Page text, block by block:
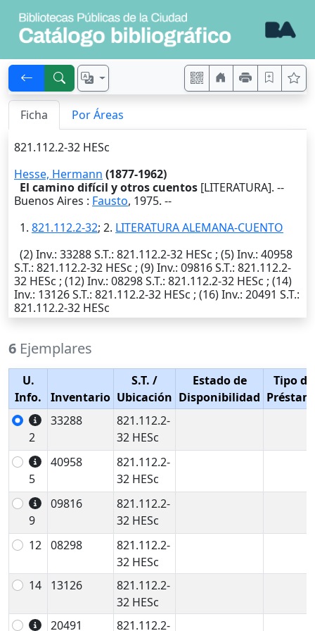
Ficha Por Áreas
821.112.2-32 HESc
Hesse, Hermann (1877-1962)
El camino difícil y otros cuentos [LITERATURA]. --
Buenos Aires : Fausto, 1975. --
1. 821.112.2-32; 2. LITERATURA ALEMANA-CUENTO
(2)Inv.: 33288S.T.: 821.112.2-32 HESc ; (5)Inv.: 40958
S.T.: 821.112.2-32 HESc ; (9)Inv.: 09816S.T.: 821.112.2-
32 HESc ; (12)Inv.: 08298S.T.: 821.112.2-32 HESc ; (14)
Inv.: 13126S.T.: 821.112.2-32 HESc ; (16)Inv.: 20491 S.T.:
821.112.2-32 HESc
6 Ejemplares
U.
Info.
Inventario
S.T. /
Ubicación
Estado de
Disponibilidad
Tipo de
2
33288
821.112.2-
32 HESc
5
40958
821.112.2-
32 HESc
9
09816
821.112.2-
32 HESc
12 08298
821.112.2-
32 HESc
14
13126
821.112.2-
32 HESc
20491
821.112.2-